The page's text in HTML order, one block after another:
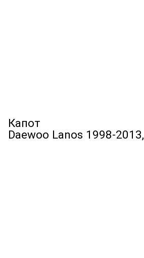
Капот
Daewoo Lanos 1998-2013,